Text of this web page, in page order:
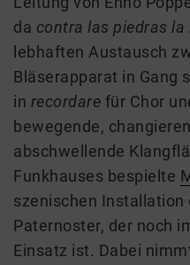
da contra las piedras la
lebhaften Austausch
Bläserapparat in Gang
in recordare für Chor
bewegende,
abschwellende
Funkhauses bespielte
szenischen Installation
Paternoster, der noch
Einsatz ist. Dabei